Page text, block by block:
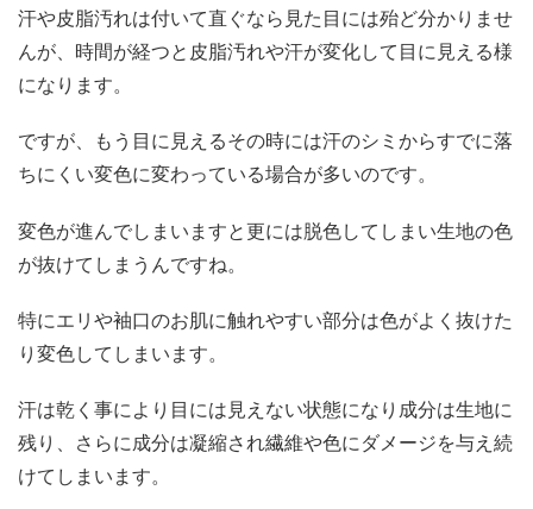
汗や皮脂汚れは付いて直ぐなら見た目には殆ど分かりませ
んが、時間が経つと皮脂汚れや汗が変化して目に見える様
になります。
ですが、もう目に見えるその時には汗のシミからすでに落
ちにくい変色に変わっている場合が多いのです。
変色が進んでしまいますと更には脱色してしまい生地の色
が抜けてしまうんですね。
特にエリや袖口のお肌に触れやすい部分は色がよく抜けた
り変色してしまいます。
汗は乾く事により目には見えない状態になり成分は生地に
残り、さらに成分は凝縮され繊維や色にダメージを与え続
けてしまいます。